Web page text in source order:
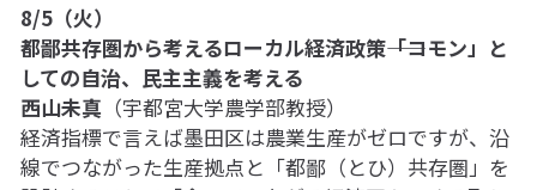
8/5（火）
都鄙共存圏から考えるローカル経済政策――「コモン」と
しての自治、民主主義を考える
西山未真 （宇都宮大学農学部教授）
経済指標で言えば墨田区は農業生産がゼロですが、沿
線でつながった生産拠点と「都鄙（とひ）共存圏」を